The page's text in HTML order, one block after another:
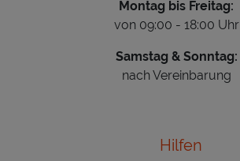
Montag bis Freitag:
von 09:00 - 18:00 Uhr
Samstag & Sonntag:
nach Vereinbarung
Hilfen